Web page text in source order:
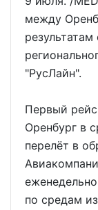
между
"РусЛайн".
Первый
Оренбург в
перелёт в
по средам